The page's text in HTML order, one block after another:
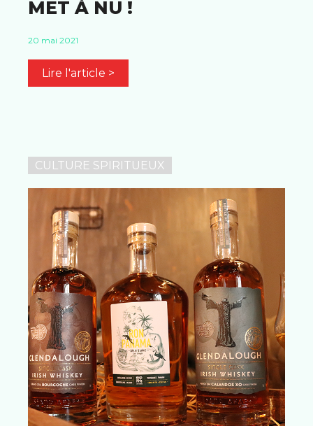
MET À NU !
20 mai 2021
Lire l'article >
CULTURE SPIRITUEUX